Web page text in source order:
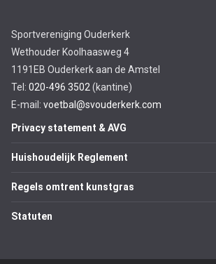
Sportvereniging Ouderkerk
Wethouder Koolhaasweg 4
1191EB Ouderkerk aan de Amstel
Tel: 020-496 3502 (kantine)
E-mail: voetbal@svouderkerk.com
Privacy statement & AVG
Huishoudelijk Reglement
Regels omtrent kunstgras
Statuten